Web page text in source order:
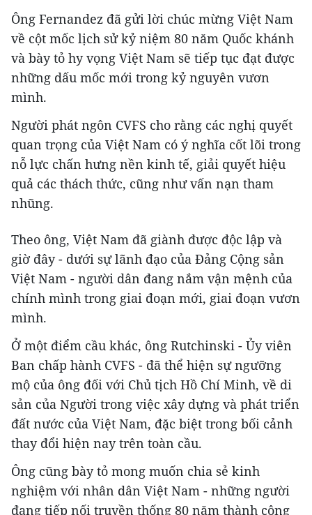
Ông Fernandez đã gửi lời chúc mừng Việt Nam
về cột mốc lịch sử kỷ niệm 80 năm Quốc khánh
và bày tỏ hy vọng Việt Nam sẽ tiếp tục đạt được
những dấu mốc mới trong kỷ nguyên vươn
mình.
Người phát ngôn CVFS cho rằng các nghị quyết
quan trọng của Việt Nam có ý nghĩa cốt lõi trong
nỗ lực chấn hưng nền kinh tế, giải quyết hiệu
quả các thách thức, cũng như vấn nạn tham
nhũng.
Theo ông, Việt Nam đã giành được độc lập và
giờ đây - dưới sự lãnh đạo của Đảng Cộng sản
Việt Nam - người dân đang nắm vận mệnh của
chính mình trong giai đoạn mới, giai đoạn vươn
mình.
Ở một điểm cầu khác, ông Rutchinski - Ủy viên
Ban chấp hành CVFS - đã thể hiện sự ngưỡng
mộ của ông đối với Chủ tịch Hồ Chí Minh, về di
sản của Người trong việc xây dựng và phát triển
đất nước của Việt Nam, đặc biệt trong bối cảnh
thay đổi hiện nay trên toàn cầu.
Ông cũng bày tỏ mong muốn chia sẻ kinh
nghiệm với nhân dân Việt Nam - những người
đang tiếp nối truyền thống 80 năm thành công